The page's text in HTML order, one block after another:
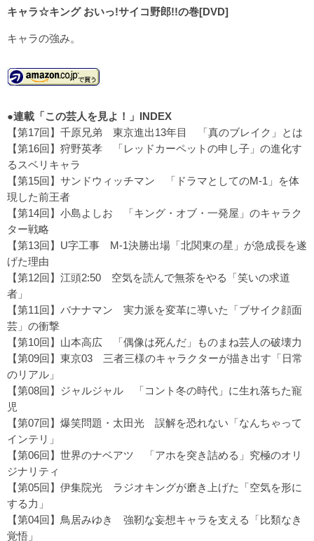
キャラ☆キング おいっ!サイコ野郎!!の巻[DVD]
キャラの強み。
●連載「この芸人を見よ！」INDEX
【第17回】千原兄弟 東京進出13年目 「真のブレイク」とは
【第16回】狩野英孝
「レッドカーペットの申し子」の進化す
るスベリキャラ
【第15回】サンドウィッチマン
「ドラマとしてのM-1」を体
現した前王者
【第14回】小島よしお
「キング・オブ・一発屋」のキャラク
ター戦略
【第13回】U字工事 M-1決勝出場「北関東の星」が急成長を遂
げた理由
【第12回】江頭2:50 空気を読んで無茶をやる「笑いの求道
者」
【第11回】バナナマン 実力派を変革に導いた「ブサイク顔面
芸」の衝撃
【第10回】山本高広
「偶像は死んだ」ものまね芸人の破壊力
【第09回】東京03 三者三様のキャラクターが描き出す「日常
のリアル」
【第08回】ジャルジャル
「コント冬の時代」に生れ落ちた寵
児
【第07回】爆笑問題・太田光 誤解を恐れない「なんちゃって
インテリ」
【第06回】世界のナベアツ
「アホを突き詰める」究極のオリ
ジナリティ
【第05回】伊集院光 ラジオキングが磨き上げた「空気を形に
する力」
【第04回】鳥居みゆき 強靭な妄想キャラを支える「比類なき
覚悟」